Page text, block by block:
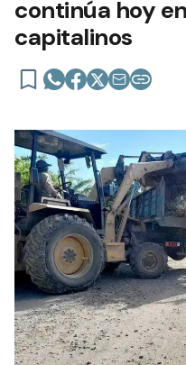
continúa hoy
capitalinos